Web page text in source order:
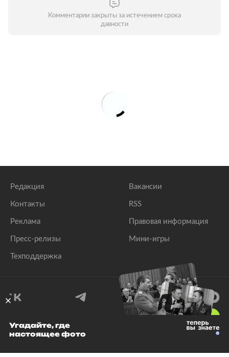
Комментарии закрыты за истечением срока
давности
Редакция
Контакты
Реклама
Пресс-релизы
Техподдержка
Вакансии
RSS
Правовая информация
Мини-игры
© 1999–2026 Все права защищены.
Угадайте, где
настоящее фото